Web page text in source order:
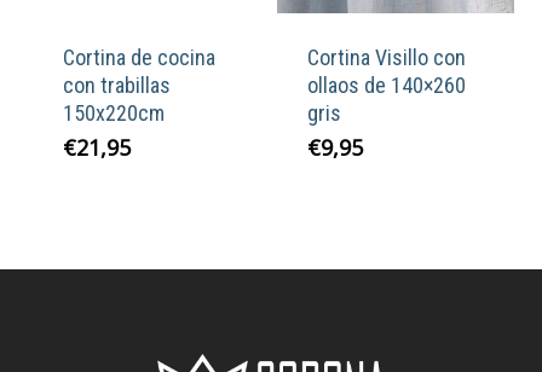
Cortina de cocina
con trabillas
150x220cm
€21,95
Cortina Visillo con
ollaos de 140×260
gris
€9,95